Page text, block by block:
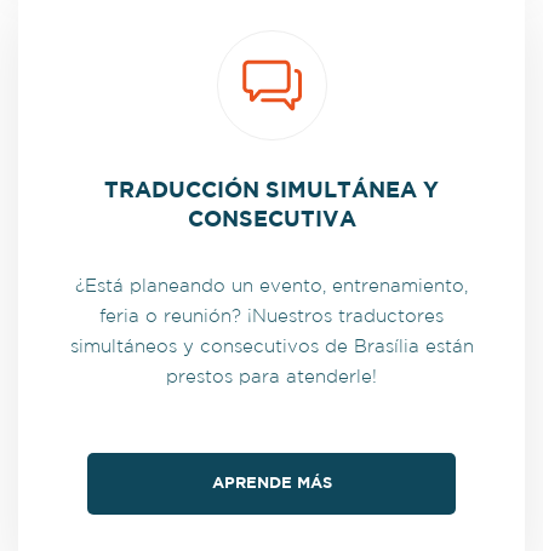
TRADUCCIÓN SIMULTÁNEA Y
CONSECUTIVA
¿Está planeando un evento, entrenamiento,
feria o reunión? ¡Nuestros traductores
simultáneos y consecutivos de Brasília están
prestos para atenderle!
APRENDE MÁS